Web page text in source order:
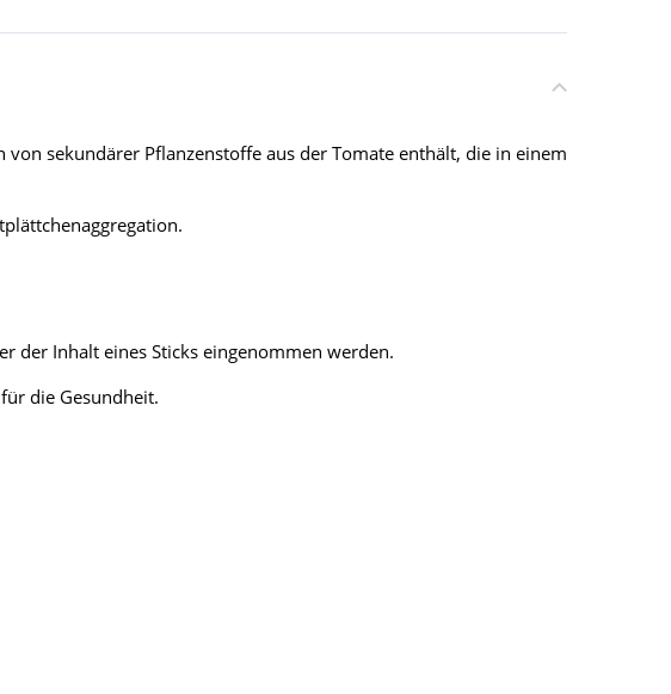
sekundärer Pflanzenstoffe aus der Tomate enthält, die in einem
der Inhalt eines Sticks eingenommen werden.
die Gesundheit.